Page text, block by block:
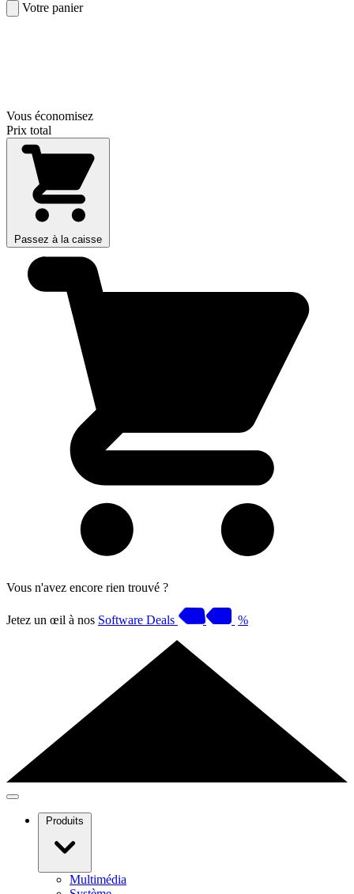
Votre panier
Vous économisez
Prix total
Passez à la caisse
Vous n'avez encore rien trouvé ?
Jetez un œil à nos Software Deals %
Produits
Multimédia